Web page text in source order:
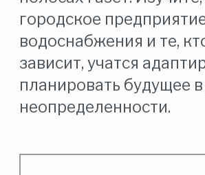
городское
водоснабжения и те,
зависит, учатся
планировать будущее
неопределенности.